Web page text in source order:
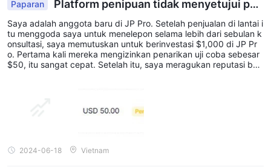
menawarkan dukungan pelanggan yang komprehensif untuk
meningkatkan pengalaman trading bagi pengguna.
Kesimpulan
JP PRO menawarkan berbagai instrumen pasar yang beragam,
Namun, statusnya yang tidak diatur menimbulkan kekhawatiran
pelanggan menunjukkan masalah dengan kesulitan penarikan
Paparan
Platform penipuan tidak menyetujui pes
anan penarikan.
Saya adalah anggota baru di JP Pro. Setelah penjualan di lantai i
tu menggoda saya untuk menelepon selama lebih dari sebulan k
onsultasi, saya memutuskan untuk berinvestasi $1,000 di JP Pr
o. Pertama kali mereka mengizinkan penarikan uji coba sebesar
$50, itu sangat cepat. Setelah itu, saya meragukan reputasi bur
tanggal 18 Juni 2024, saya belum menarik uang tersebut, dan te
man itu juga memblokir telegram saya. Saya harap kalian menja
ali uang yang tersisa. Terima kasih.
2024-06-18 Vietnam